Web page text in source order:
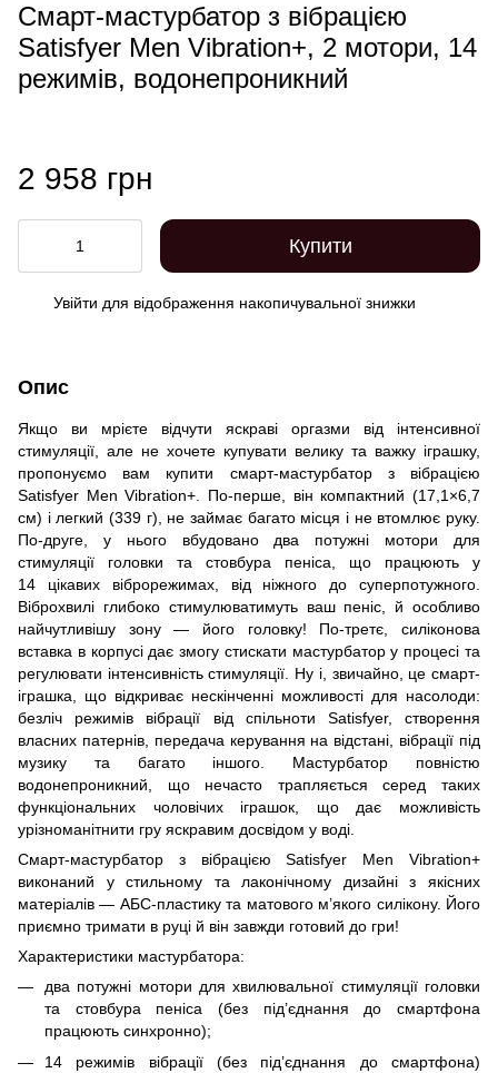
Смарт-мастурбатор з вібрацією
Satisfyer Men Vibration+, 2 мотори, 14
режимів, водонепроникний
2 958 грн
Купити
Увійти для відображення накопичувальної знижки
Опис
Якщо ви мрієте відчути яскраві оргазми від інтенсивної
стимуляції, але не хочете купувати велику та важку іграшку,
пропонуємо вам купити смарт-мастурбатор з вібрацією
Satisfyer Men Vibration+. По-перше, він компактний (17,1×6,7
см) і легкий (339 г), не займає багато місця і не втомлює руку.
По-друге, у нього вбудовано два потужні мотори для
стимуляції головки та стовбура пеніса, що працюють у
14 цікавих віброрежимах, від ніжного до суперпотужного.
Віброхвилі глибоко стимулюватимуть ваш пеніс, й особливо
найчутливішу зону — його головку! По-третє, силіконова
вставка в корпусі дає змогу стискати мастурбатор у процесі та
регулювати інтенсивність стимуляції. Ну і, звичайно, це смарт-
іграшка, що відкриває нескінченні можливості для насолоди:
безліч режимів вібрації від спільноти Satisfyer, створення
власних патернів, передача керування на відстані, вібрації під
музику та багато іншого. Мастурбатор повністю
водонепроникний, що нечасто трапляється серед таких
функціональних чоловічих іграшок, що дає можливість
урізноманітнити гру яскравим досвідом у воді.
Смарт-мастурбатор з вібрацією Satisfyer Men Vibration+
виконаний у стильному та лаконічному дизайні з якісних
матеріалів — АБС-пластику та матового м’якого силікону. Його
приємно тримати в руці й він завжди готовий до гри!
Характеристики мастурбатора:
два потужні мотори для хвилювальної стимуляції головки
та стовбура пеніса (без під’єднання до смартфона
працюють синхронно);
14 режимів вібрації (без під’єднання до смартфона)